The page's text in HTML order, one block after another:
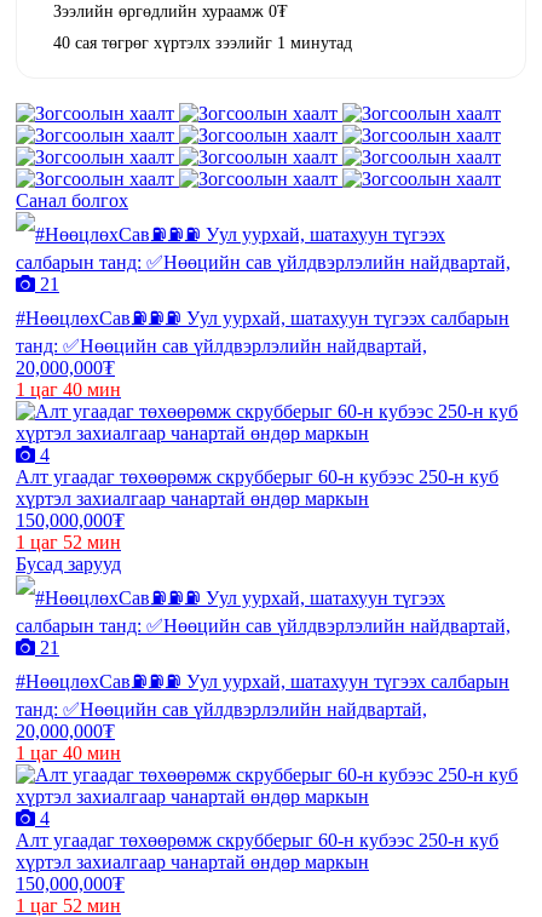
Зээлийн өргөдлийн хураамж 0₮
40 сая төгрөг хүртэлх зээлийг 1 минутад
Санал болгох
21
#НөөцлөхСав⛽️⛽️⛽️ Уул уурхай, шатахуун түгээх салбарын
танд: ✅Нөөцийн сав үйлдвэрлэлийн найдвартай,
20,000,000₮
1 цаг 40 мин
4
Алт угаадаг төхөөрөмж скрубберыг 60-н кубээс 250-н куб
хүртэл захиалгаар чанартай өндөр маркын
150,000,000₮
1 цаг 52 мин
Бусад зарууд
21
#НөөцлөхСав⛽️⛽️⛽️ Уул уурхай, шатахуун түгээх салбарын
танд: ✅Нөөцийн сав үйлдвэрлэлийн найдвартай,
20,000,000₮
1 цаг 40 мин
4
Алт угаадаг төхөөрөмж скрубберыг 60-н кубээс 250-н куб
хүртэл захиалгаар чанартай өндөр маркын
150,000,000₮
1 цаг 52 мин